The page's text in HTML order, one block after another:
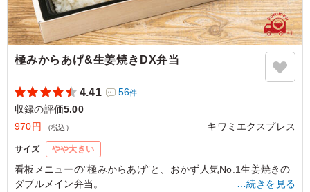
極みからあげ&生姜焼きDX弁当
4.41 56件
収録の評価5.00
970円
（税込） キワミエクスプレス
サイズ やや大きい
看板メニューの”極みからあげ”と、おかず人気No.1生姜焼きの
ダブルメイン弁当。
…続きを見る